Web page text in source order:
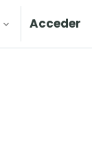
Acceder